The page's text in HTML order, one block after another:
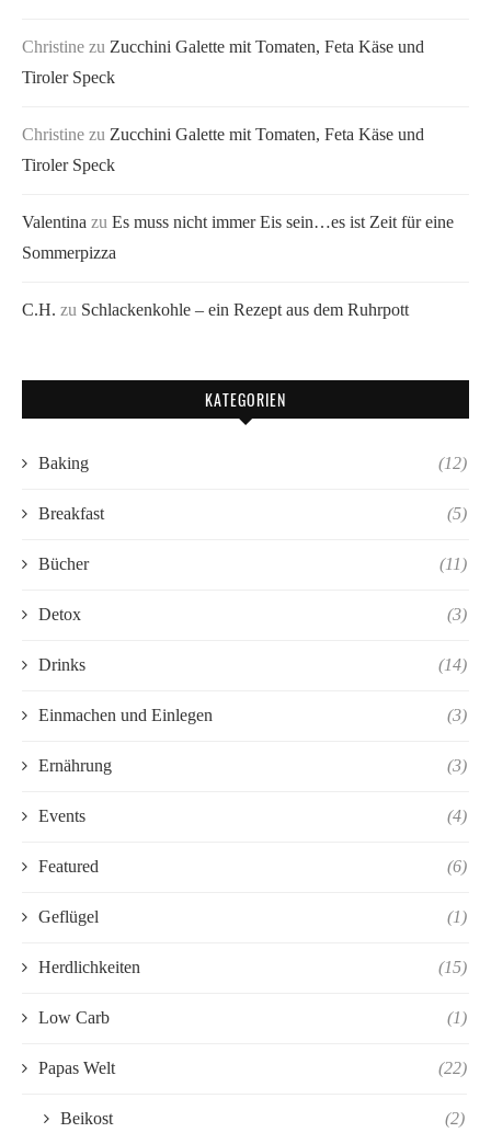
Christine zu Zucchini Galette mit Tomaten, Feta Käse und
Tiroler Speck
Christine zu Zucchini Galette mit Tomaten, Feta Käse und
Tiroler Speck
Valentina zu Es muss nicht immer Eis sein…es ist Zeit für eine
Sommerpizza
C.H. zu Schlackenkohle – ein Rezept aus dem Ruhrpott
KATEGORIEN
Baking (12)
Breakfast (5)
Bücher (11)
Detox (3)
Drinks (14)
Einmachen und Einlegen (3)
Ernährung (3)
Events (4)
Featured (6)
Geflügel (1)
Herdlichkeiten (15)
Low Carb (1)
Papas Welt (22)
Beikost (2)